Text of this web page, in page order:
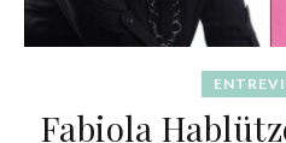
Fabiola